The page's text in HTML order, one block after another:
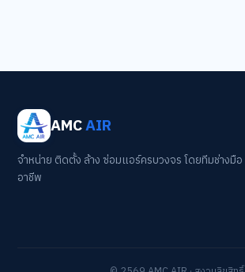
AMCAIR
จำหน่าย ติดตั้ง ล้าง ซ่อมแอร์ครบวงจร โดยทีมช่างมือ
อาชีพ